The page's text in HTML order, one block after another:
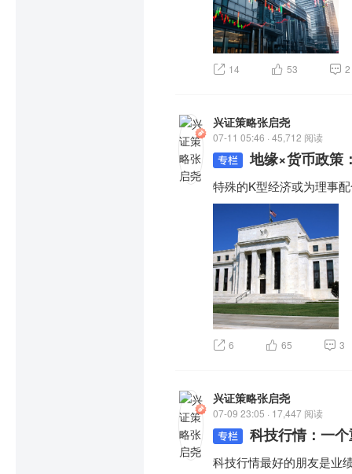
14 53 2
兴证策略张启尧
07-11 05:46 · 45,712 阅读
地缘×货币政策
特殊的K型经济或为理事
6 65 3
兴证策略张启尧
07-09 23:05 · 17,447 阅读
科技行情：一
科技行情最好的朋友是业